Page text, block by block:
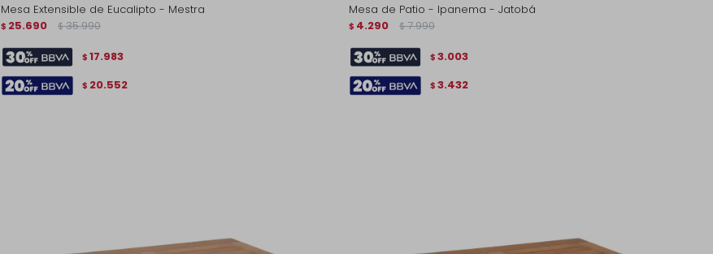
Mesa Extensible de Eucalipto - Mestra
$ 25.690 $ 35.990
$ 17.983
$ 20.552
Mesa de Patio - Ipanema - Jatobá
$ 4.290 $ 7.990
$ 3.003
$ 3.432